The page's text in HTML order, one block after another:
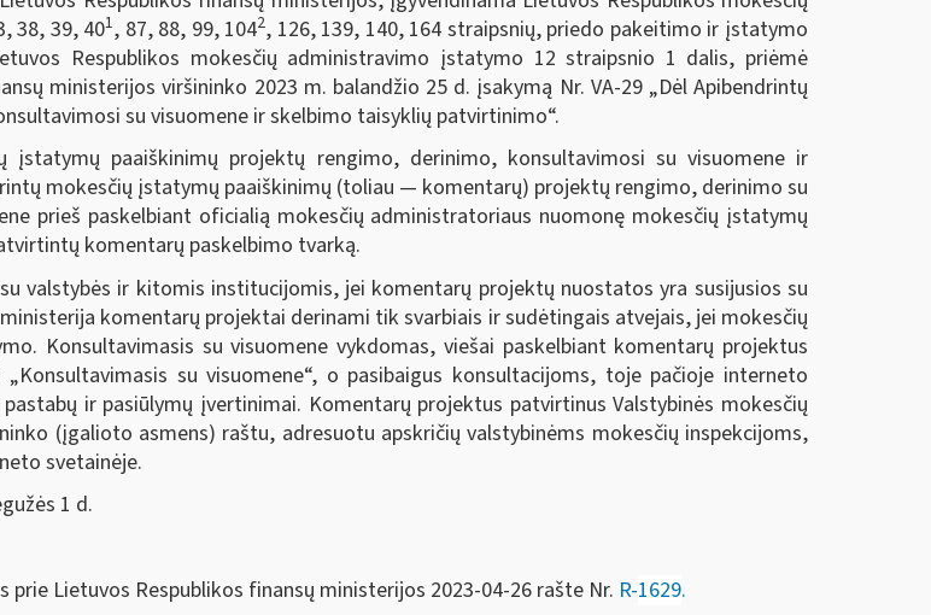
38, 39, 401, 87, 88, 99, 1042, 126, 139, 140, 164 straipsnių, priedo pakeitimo ir įstatymo
Respublikos mokesčių administravimo įstatymo 12 straipsnio 1 dalis, priėmė
ministerijos viršininko 2023 m. balandžio 25 d. įsakymą Nr. VA-29 „Dėl Apibendrintų
su visuomene ir skelbimo taisyklių patvirtinimo“.
įstatymų paaiškinimų projektų rengimo, derinimo, konsultavimosi su visuomene ir
mokesčių įstatymų paaiškinimų (toliau — komentarų) projektų rengimo, derinimo su
prieš paskelbiant oficialią mokesčių administratoriaus nuomonę mokesčių įstatymų
komentarų paskelbimo tvarką.
valstybės ir kitomis institucijomis, jei komentarų projektų nuostatos yra susijusios su
komentarų projektai derinami tik svarbiais ir sudėtingais atvejais, jei mokesčių
Konsultavimasis su visuomene vykdomas, viešai paskelbiant komentarų projektus
su visuomene“, o pasibaigus konsultacijoms, toje pačioje interneto
ir pasiūlymų įvertinimai. Komentarų projektus patvirtinus Valstybinės mokesčių
(įgalioto asmens) raštu, adresuotu apskričių valstybinėms mokesčių inspekcijoms,
svetainėje.
1 d.
Lietuvos Respublikos finansų ministerijos 2023-04-26 rašte Nr. R-1629.